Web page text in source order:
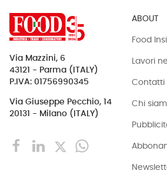
Via Mazzini, 6
43121 - Parma (ITALY)
P.IVA: 01756990345
Via Giuseppe Pecchio, 14
20131 - Milano (ITALY)
ABOUT
Food
Lavori
Contatti
Chi